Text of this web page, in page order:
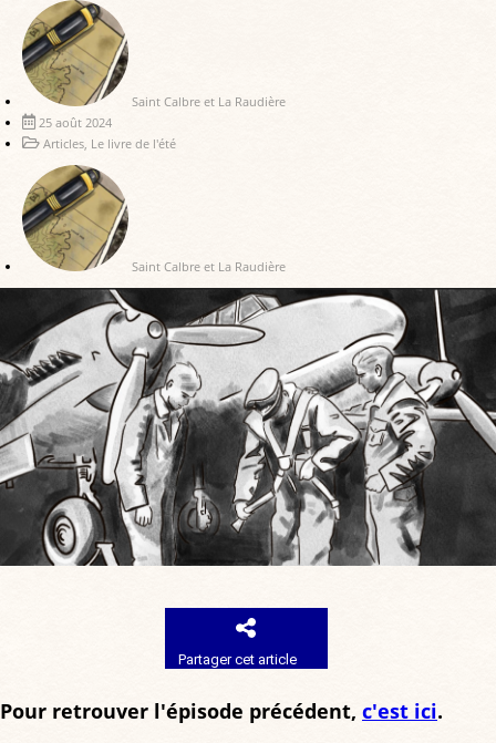
Saint Calbre et La Raudière
25 août 2024
Articles Le livre de l'été
Saint Calbre et La Raudière
Partager cet article
Pour retrouver l'épisode précédent, c'est ici.